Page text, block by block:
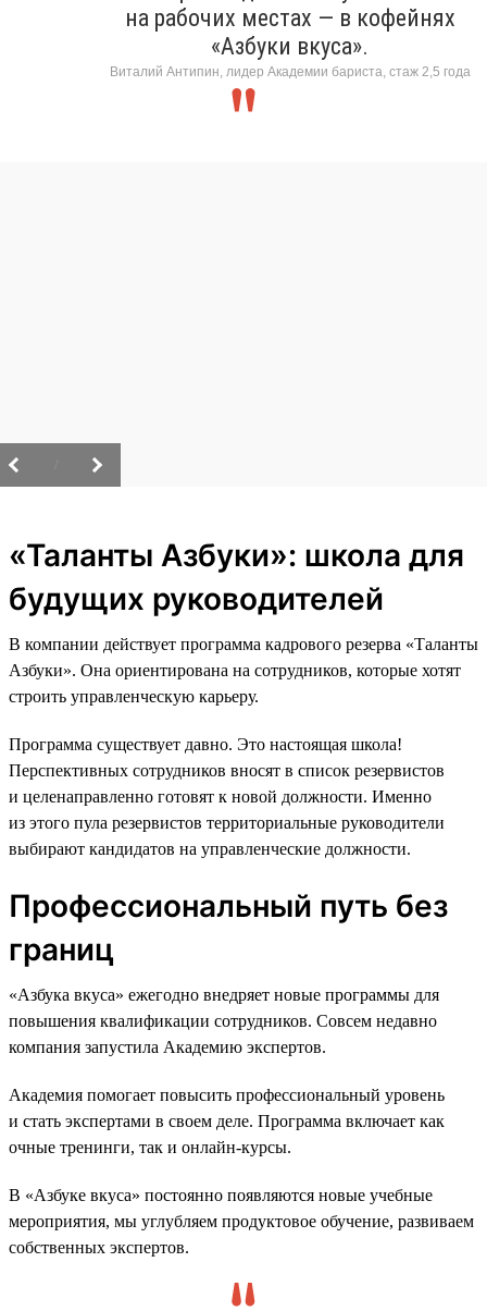
на рабочих местах — в кофейнях
«Азбуки вкуса».
Виталий Антипин, лидер Академии бариста, стаж 2,5 года
«Таланты Азбуки»: школа для
будущих руководителей
В компании действует программа кадрового резерва «Таланты
Азбуки». Она ориентирована на сотрудников, которые хотят
строить управленческую карьеру.
Программа существует давно. Это настоящая школа!
Перспективных сотрудников вносят в список резервистов
и целенаправленно готовят к новой должности. Именно
из этого пула резервистов территориальные руководители
выбирают кандидатов на управленческие должности.
Профессиональный путь без
границ
«Азбука вкуса» ежегодно внедряет новые программы для
повышения квалификации сотрудников. Совсем недавно
компания запустила Академию экспертов.
Академия помогает повысить профессиональный уровень
и стать экспертами в своем деле. Программа включает как
очные тренинги, так и онлайн-курсы.
В «Азбуке вкуса» постоянно появляются новые учебные
мероприятия, мы углубляем продуктовое обучение, развиваем
собственных экспертов.